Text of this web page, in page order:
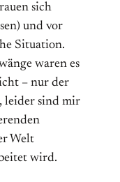
sich
und vor
Situation.
waren es
– nur der
leider sind mir
Welt
wird.